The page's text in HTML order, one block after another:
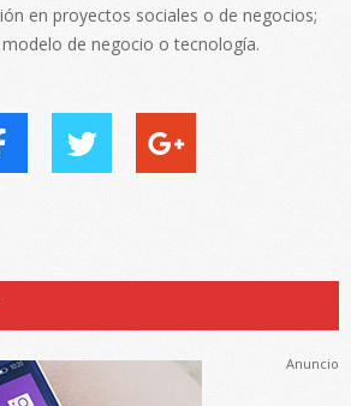
en proyectos sociales o de negocios;
de negocio o tecnología.
Anuncio